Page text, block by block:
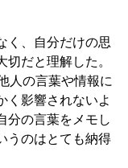
く、自分だけの思
だと理解した。
人の言葉や情報に
く影響されないよ
分の言葉をメモし
うのはとても納得